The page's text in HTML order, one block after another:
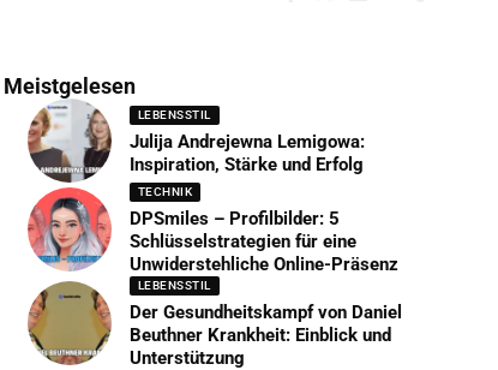
Meistgelesen
LEBENSSTIL
Julija Andrejewna Lemigowa:
Inspiration, Stärke und Erfolg
TECHNIK
DPSmiles – Profilbilder: 5
Schlüsselstrategien für eine
Unwiderstehliche Online-Präsenz
LEBENSSTIL
Der Gesundheitskampf von Daniel
Beuthner Krankheit: Einblick und
Unterstützung